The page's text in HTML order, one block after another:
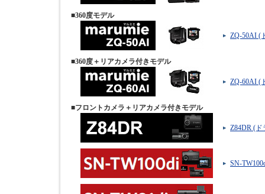
■360度モデル
ZQ-50AI (
■360度＋リアカメラ付きモデル
ZQ-60AI (
■フロントカメラ＋リアカメラ付きモデル
Z84DR (
SN-